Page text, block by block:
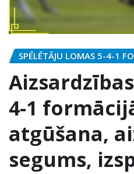
SPĒLĒTĀJU LOMAS 5-4-1
4-1
atgūšana,
segums,